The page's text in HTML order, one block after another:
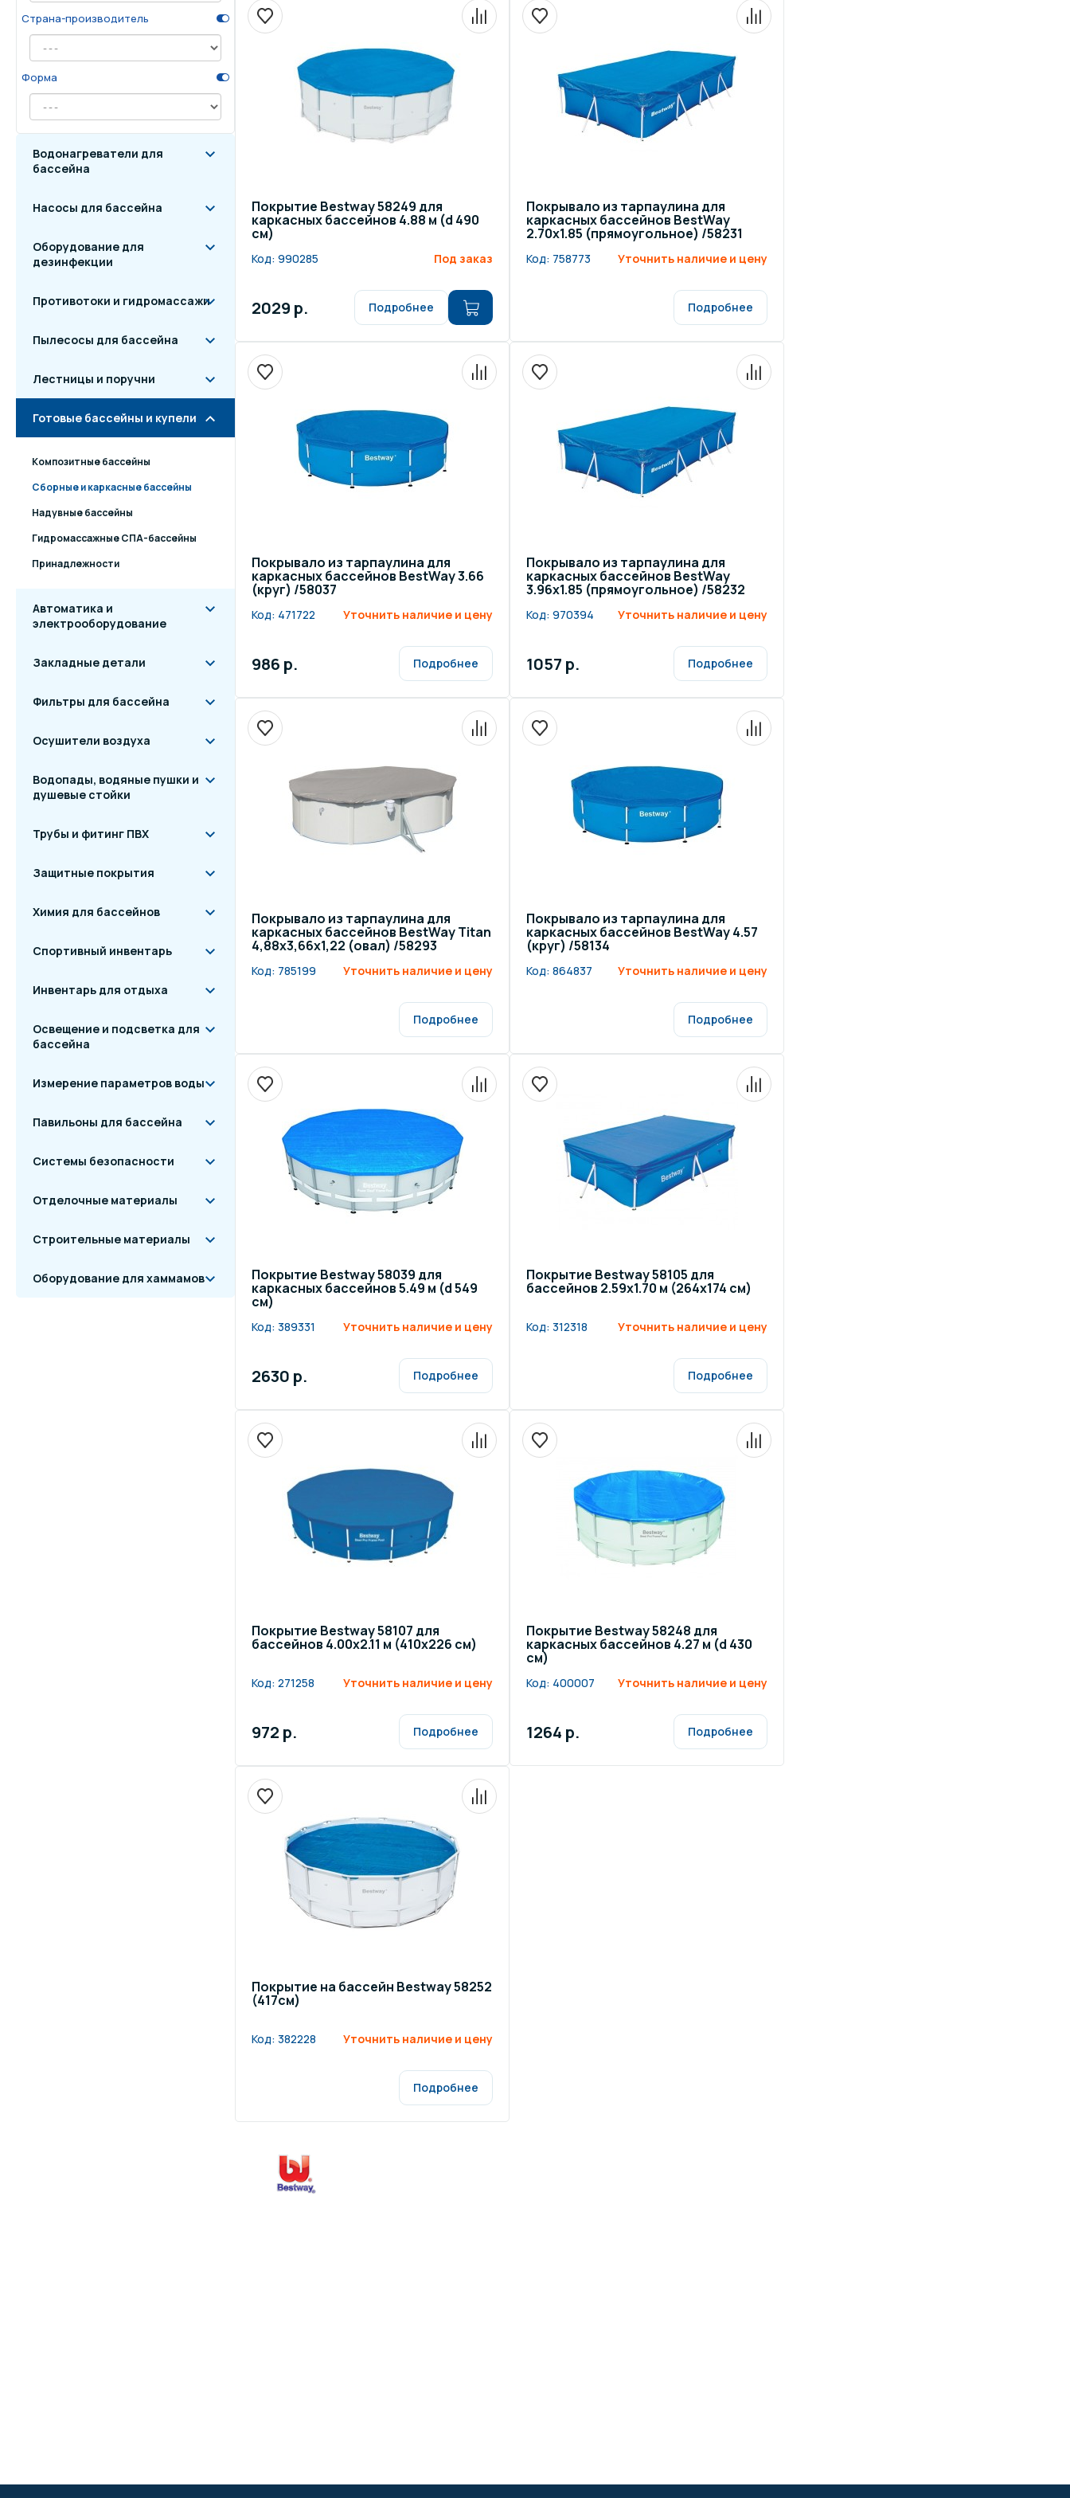
Инвентарь для отдыха
Освещение и подсветка для
Измерение параметров воды
Отделочные материалы Строительные материалы
Страна-производитель
Форма
Водонагреватели для
бассейна
Насосы для бассейна
Оборудование для
дезинфекции
Противотоки и гидромассажи
Пылесосы для бассейна
Лестницы и поручни
Готовые бассейны и купели
Композитные бассейны
Сборные и каркасные бассейны
Надувные бассейны
Гидромассажные СПА-бассейны
Принадлежности
Автоматика и
электрооборудование
Закладные детали
Фильтры для бассейна
Осушители воздуха
Водопады, водяные пушки и
душевые стойки
Трубы и фитинг ПВХ
Защитные покрытия
Химия для бассейнов
Спортивный инвентарь
Инвентарь для отдыха
Освещение и подсветка для
бассейна
Измерение параметров воды
Павильоны для бассейна
Системы безопасности
Отделочные материалы
Строительные материалы
Оборудование для хаммамов
Покрытие Bestway 58249 для
каркасных бассейнов 4.88 м (d 490
см)
Код: 990285 Под заказ
2029 р. Подробнее
Покрывало из тарпаулина для
каркасных бассейнов BestWay
2.70х1.85 (прямоугольное) /58231
Код: 758773 Уточнить наличие и цену
Подробнее
Покрывало из тарпаулина для
каркасных бассейнов BestWay 3.66
(круг) /58037
Код: 471722 Уточнить наличие и цену
986 р. Подробнее
Покрывало из тарпаулина для
каркасных бассейнов BestWay
3.96х1.85 (прямоугольное) /58232
Код: 970394 Уточнить наличие и цену
1057 р. Подробнее
Покрывало из тарпаулина для
каркасных бассейнов BestWay Titan
4,88x3,66x1,22 (овал) /58293
Код: 785199 Уточнить наличие и цену
Подробнее
Покрывало из тарпаулина для
каркасных бассейнов BestWay 4.57
(круг) /58134
Код: 864837 Уточнить наличие и цену
Подробнее
Покрытие Bestway 58039 для
каркасных бассейнов 5.49 м (d 549
см)
Код: 389331 Уточнить наличие и цену
2630 р. Подробнее
Покрытие Bestway 58105 для
бассейнов 2.59х1.70 м (264х174 см)
Код: 312318 Уточнить наличие и цену
Подробнее
Покрытие Bestway 58107 для
бассейнов 4.00x2.11 м (410х226 см)
Код: 271258 Уточнить наличие и цену
972 р. Подробнее
Покрытие Bestway 58248 для
каркасных бассейнов 4.27 м (d 430
см)
Код: 400007 Уточнить наличие и цену
1264 р. Подробнее
Покрытие на бассейн Bestway 58252
(417см)
Код: 382228 Уточнить наличие и цену
Подробнее